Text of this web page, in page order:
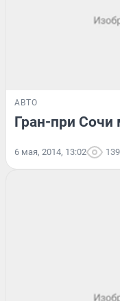
АВТО
Гран-при Сочи
6 мая, 2014, 13:02 139